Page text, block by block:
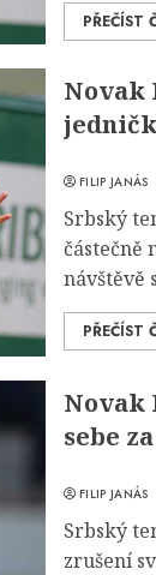
PŘEČÍST
Novak
FILIP JANÁS
Srbský
částečně
návštěvě
PŘEČÍST
Novak
sebe
FILIP JANÁS
Srbský
zrušení